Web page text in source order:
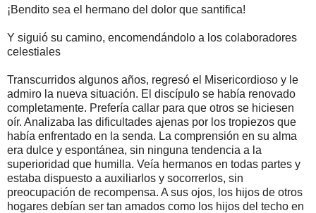
¡Bendito sea el hermano del dolor que santifica!
Y siguió su camino, encomendándolo a los colaboradores
celestiales
Transcurridos algunos años, regresó el Misericordioso y le
admiro la nueva situación. El discípulo se había renovado
completamente. Prefería callar para que otros se hiciesen
oír. Analizaba las dificultades ajenas por los tropiezos que
había enfrentado en la senda. La comprensión en su alma
era dulce y espontánea, sin ninguna tendencia a la
superioridad que humilla. Veía hermanos en todas partes y
estaba dispuesto a auxiliarlos y socorrerlos, sin
preocupación de recompensa. A sus ojos, los hijos de otros
hogares debían ser tan amados como los hijos del techo en